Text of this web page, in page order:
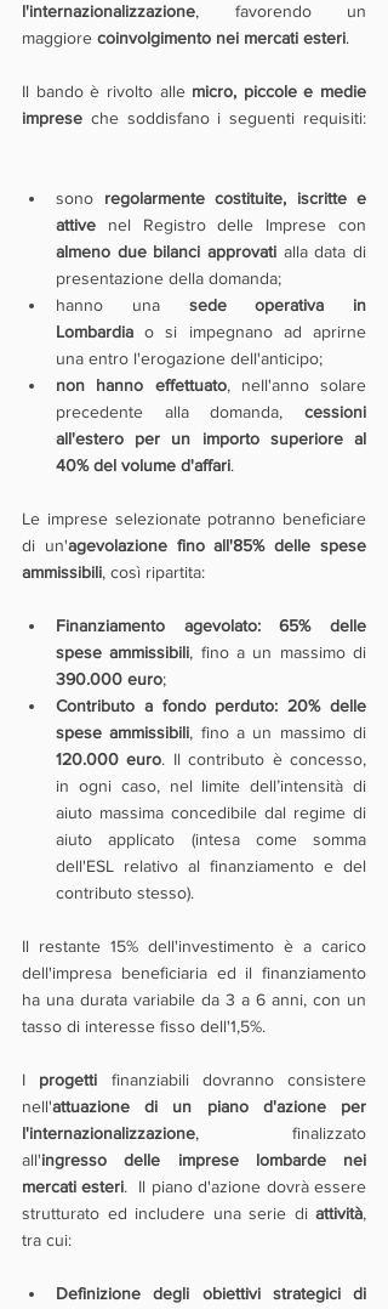
l'internazionalizzazione, favorendo un
maggiore coinvolgimento nei mercati esteri.
Il bando è rivolto alle micro, piccole e medie
imprese che soddisfano i seguenti requisiti:
sono regolarmente costituite, iscritte e
attive
almeno due bilanci approvati alla data di
presentazione della domanda;
hanno una sede operativa in
Lombardia o si impegnano ad aprirne
una entro l'erogazione dell'anticipo;
non hanno effettuato, nell'anno solare
precedente alla domanda, cessioni
all'estero per un importo superiore al
40% del volume d'affari.
Le imprese selezionate potranno beneficiare
di un'agevolazione fino all'85% delle spese
ammissibili, così ripartita:
Finanziamento agevolato: 65% delle
spese ammissibili
390.000 euro;
Contributo a fondo perduto: 20% delle
spese ammissibili
120.000 euro. Il contributo è concesso,
in ogni caso, nel limite dell’intensità di
aiuto massima concedibile dal regime di
aiuto applicato (intesa come somma
dell'ESL relativo al finanziamento e del
contributo stesso).
Il restante 15% dell'investimento è a carico
dell'impresa beneficiaria ed il finanziamento
ha una durata variabile da 3 a 6 anni, con un
tasso di interesse fisso dell'1,5%.
I progetti finanziabili dovranno consistere
nell'attuazione di un piano d'azione per
l'internazionalizzazione, finalizzato
all'ingresso delle imprese lombarde nei
mercati esteri.  Il piano d'azione dovrà essere
strutturato ed includere una serie di attività,
tra cui:
Definizione degli obiettivi strategici di